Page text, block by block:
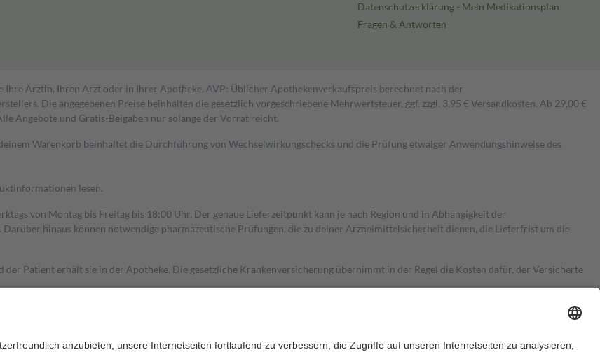
Datenschutzerklärung - Mein Medikationsplan
Fragen & Antworten
Ihre Ärztin, Ihren Arzt oder in Ihrer Apotheke. AVP: Üblicher Apothekenverkaufspreis berechnet nach der
Die angegebenen Preise beinhalten die gesetzlich vorgeschriebene Mehrwertsteuer, ggf. zzgl. 3,95 € Versandkosten. Ab 29,00 €
Angebote und Gratis-Beigaben nur solange der Vorrat reicht.
Warenkorb beinhaltet die Durchführung von Wechselwirkungschecks und die Prüfung etwaiger Anwendungshinweise des
lesen.
von Montag bis Freitag bis 18:00 Uhr. Der genaue Lieferzeitpunkt kann je nach Region und in Abhängigkeit der
hinaus können notwendige pharmazeutische Prüfungen, die zu deiner Arzneimittelsicherheit dienen, die Lieferfrist um die
Patient erhält sie in der Apotheke. Die gesetzliche Krankenversicherung übernimmt in der Regel die Kosten dafür, der Versicherte
der Kosten sowie zehn Euro je Verordnung.